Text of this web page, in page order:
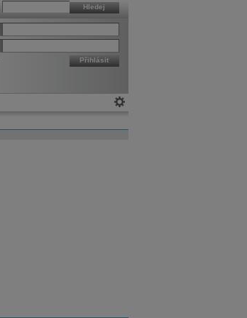
Hledej
Přihlásit